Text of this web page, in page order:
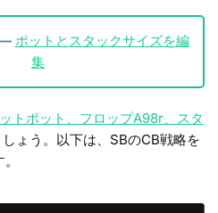
— ポットとスタックサイズを編
集
トポット、フロップA98r、スタ
ょう。以下は、SBのCB戦略を